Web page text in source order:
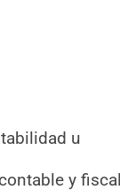
u
y fiscal